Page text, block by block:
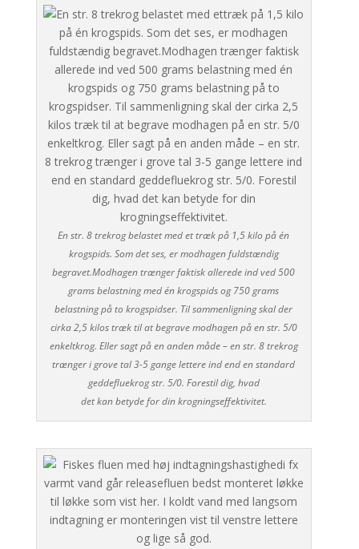
En str. 8 trekrog belastet med et træk på 1,5 kilo på én
krogspids. Som det ses, er modhagen fuldstændig
begravet.Modhagen trænger faktisk allerede ind ved 500
grams belastning med én krogspids og 750 grams
belastning på to krogspidser. Til sammenligning skal der
cirka 2,5 kilos træk til at begrave modhagen på en str. 5/0
enkeltkrog. Eller sagt på en anden måde – en str. 8 trekrog
trænger i grove tal 3-5 gange lettere ind end en standard
geddefluekrog str. 5/0. Forestil dig, hvad
det kan betyde for din krogningseffektivitet.